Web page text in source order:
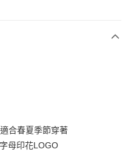
免運費
合春夏季節穿著
母印花LOGO